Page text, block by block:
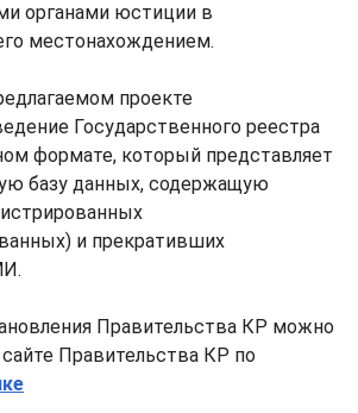
органами юстиции в
местонахождением.
проекте
Государственного реестра
формате, который представляет
базу данных, содержащую
и прекративших
Правительства КР можно
Правительства КР по